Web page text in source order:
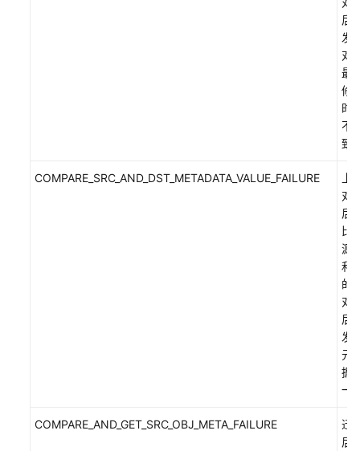
后
发
对
最
修
时
不
致
COMPARE_SRC_AND_DST_METADATA_VALUE_FAILURE
上
对
后
比
源
和
的
对
后
发
元
据
一
COMPARE_AND_GET_SRC_OBJ_META_FAILURE
迁
后